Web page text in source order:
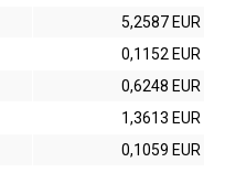
5,2587 EUR
0,1152 EUR
0,6248 EUR
1,3613 EUR
0,1059 EUR